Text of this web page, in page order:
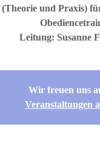
(Theorie und Praxis)
Leitung: Susanne
Wir freuen uns
Veranstaltungen